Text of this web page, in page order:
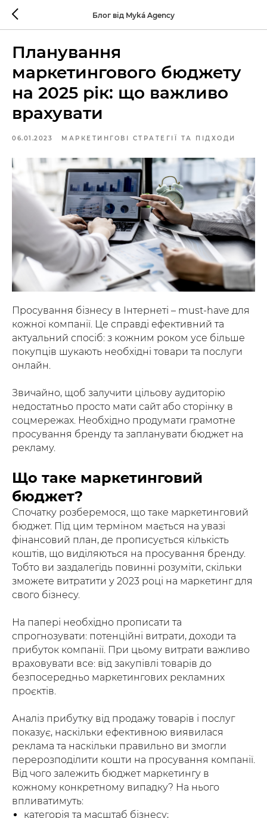
Блог від Myká Agency
Планування
маркетингового бюджету
на 2025 рік: що важливо
врахувати
06.01.2023 МАРКЕТИНГОВІ СТРАТЕГІЇ ТА ПІДХОДИ
Просування бізнесу в Інтернеті – must-have для
кожної компанії. Це справді ефективний та
актуальний спосіб: з кожним роком усе більше
покупців шукають необхідні товари та послуги
онлайн.
Звичайно, щоб залучити цільову аудиторію
недостатньо просто мати сайт або сторінку в
соцмережах. Необхідно продумати грамотне
просування бренду та запланувати бюджет на
рекламу.
Що таке маркетинговий
бюджет?
Спочатку розберемося, що таке маркетинговий
бюджет. Під цим терміном мається на увазі
фінансовий план, де прописується кількість
коштів, що виділяються на просування бренду.
Тобто ви заздалегідь повинні розуміти, скільки
зможете витратити у 2023 році на маркетинг для
свого бізнесу.
На папері необхідно прописати та
спрогнозувати: потенційні витрати, доходи та
прибуток компанії. При цьому витрати важливо
враховувати все: від закупівлі товарів до
безпосередньо маркетингових рекламних
проєктів.
Аналіз прибутку від продажу товарів і послуг
показує, наскільки ефективною виявилася
реклама та наскільки правильно ви змогли
перерозподілити кошти на просування компанії.
Від чого залежить бюджет маркетингу в
кожному конкретному випадку? На нього
впливатимуть:
категорія та масштаб бізнесу;